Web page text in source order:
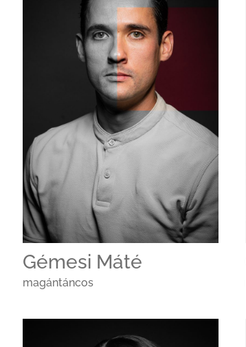
Gémesi Máté
magántáncos